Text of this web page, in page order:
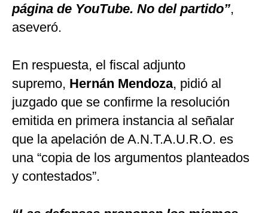
página de YouTube. No del partido”,
aseveró.
En respuesta, el fiscal adjunto
supremo, Hernán Mendoza, pidió al
juzgado que se confirme la resolución
emitida en primera instancia al señalar
que la apelación de A.N.T.A.U.R.O. es
una “copia de los argumentos planteados
y contestados”.